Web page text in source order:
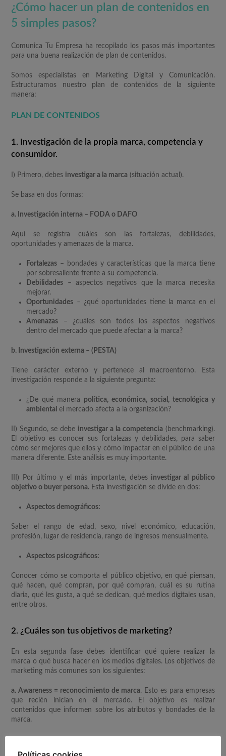
¿Cómo hacer un plan de contenidos en
5 simples pasos?
Comunica Tu Empresa ha recopilado los pasos más importantes
para una buena realización de plan de contenidos.
Somos especialistas en Marketing Digital y Comunicación.
Estructuramos nuestro plan de contenidos de la siguiente
manera:
PLAN DE CONTENIDOS
1. Investigación de la propia marca, competencia y
consumidor.
I) Primero, debes investigar a la marca (situación actual).
Se basa en dos formas:
a. Investigación interna – FODA o DAFO
Aquí se registra cuáles son las fortalezas, debilidades,
oportunidades y amenazas de la marca.
Fortalezas – bondades y características que la marca tiene
por sobresaliente frente a su competencia.
Debilidades – aspectos negativos que la marca necesita
mejorar.
Oportunidades – ¿qué oportunidades tiene la marca en el
mercado?
Amenazas – ¿cuáles son todos los aspectos negativos
dentro del mercado que puede afectar a la marca?
b. Investigación externa – (PESTA)
Tiene carácter externo y pertenece al macroentorno. Esta
investigación responde a la siguiente pregunta:
¿De qué manera política, económica, social, tecnológica y
ambiental el mercado afecta a la organización?
II) Segundo, se debe investigar a la competencia (benchmarking).
El objetivo es conocer sus fortalezas y debilidades, para saber
cómo ser mejores que ellos y cómo impactar en el público de una
manera diferente. Este análisis es muy importante.
III) Por último y el más importante, debes investigar al público
objetivo o buyer persona. Esta investigación se divide en dos:
Aspectos demográficos:
Saber el rango de edad, sexo, nivel económico, educación,
profesión, lugar de residencia, rango de ingresos mensualmente.
Aspectos psicográficos:
Conocer cómo se comporta el público objetivo, en qué piensan,
qué hacen, qué compran, por qué compran, cuál es su rutina
diaria, qué les gusta, a qué se dedican, qué medios digitales usan,
entre otros.
2. ¿Cuáles son tus objetivos de marketing?
En esta segunda fase debes identificar qué quiere realizar la
marca o qué busca hacer en los medios digitales. Los objetivos de
marketing más comunes son los siguientes:
a. Awareness = reconocimiento de marca. Esto es para empresas
que recién inician en el mercado. El objetivo es realizar
contenidos que informen sobre los atributos y bondades de la
marca.